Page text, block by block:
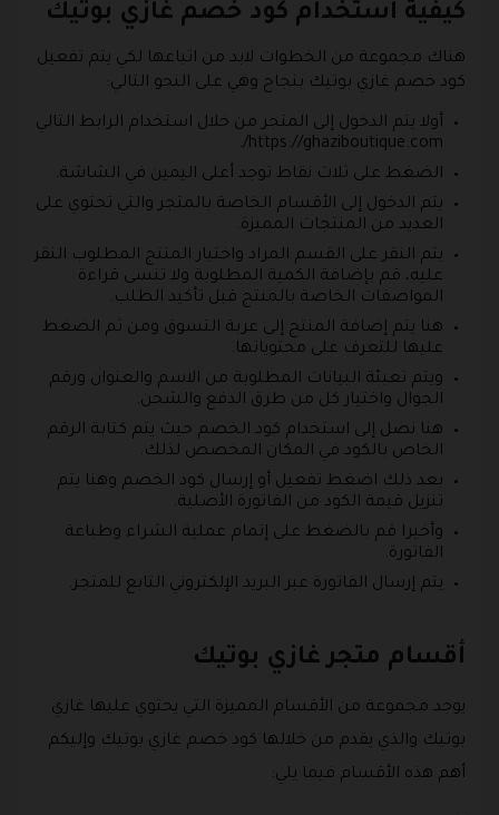
كيفية استخدام كود خصم غازي بوتيك
هناك مجموعة من الخطوات لابد من اتباعها لكي يتم تفعيل
كود خصم غازي بوتيك بنجاح وهي على النحو التالي:
أولا يتم الدخول إلى المتجر من خلال استخدام الرابط التالي
https://ghaziboutique.com/.
الضغط على ثلاث نقاط توجد أعلى اليمين في الشاشة.
يتم الدخول إلى الأقسام الخاصة بالمتجر والتي تحتوي على
العديد من المنتجات المميزة.
يتم النقر على القسم المراد واختيار المنتج المطلوب النقر
عليه، قم بإضافة الكمية المطلوبة ولا تنسى قراءة
المواصفات الخاصة بالمنتج قبل تأكيد الطلب.
هنا يتم إضافة المنتج إلى عربة التسوق ومن ثم الضغط
عليها للتعرف على محتوياتها.
ويتم تعبئة البيانات المطلوبة من الاسم والعنوان ورقم
الجوال واختيار كل من طرق الدفع والشحن.
هنا نصل إلى استخدام كود الخصم حيث يتم كتابة الرقم
الخاص بالكود في المكان المخصص لذلك.
بعد ذلك اضغط تفعيل أو إرسال كود الخصم وهنا يتم
تنزيل قيمة الكود من الفاتورة الأصلية.
وأخيرا قم بالضغط على إتمام عملية الشراء وطباعة
الفاتورة.
يتم إرسال الفاتورة عبر البريد الإلكتروني التابع للمتجر.
أقسام متجر غازي بوتيك
يوجد مجموعة من الأقسام المميزة التي يحتوي عليها غازي
بوتيك والذي يقدم من خلالها كود خصم غازي بوتيك وإليكم
أهم هذه الأقسام فيما يلي: